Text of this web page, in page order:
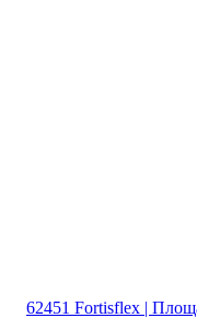
62451 Fortisflex |